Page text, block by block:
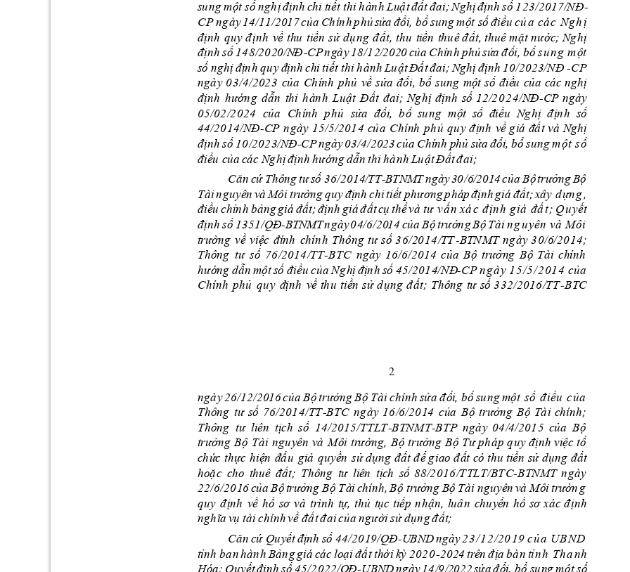
sung một số nghịđịnh chi tiết thi hànhLuật đất đai; Nghị định số 123/201 7/NĐ-
CP ngày 14/11/2017 của Chínhphủ sửa đổi, bổ sungmột số điều của các Nghị
định quy định về thu tiền sử dụng đất, thu tiền thuêđất, thuê mặt nước; Nghị
định số 148/2020/NĐ-CPngày18/12/2020 của Chính phủ sửa đổi, bổ sung một
số nghị định quy định chi tiết thihành Luật Đất đai; Nghị định 10/2023/NĐ -CP
ngày 03/4/2023 của Chính phủ về sửa đổi, bổ sung một số điều của các nghị
định hướng dẫn thi hành Luật Đất đai; Nghị định số 12/2024/NĐ-CP ngày
05/02/2024 của Chính
  p
hủ sửa đổi, bổ sung một số điều Nghị định số
44/2014/NĐ-CP ngày 15/5/2014 của Chính phủ quy định về giá đất và Nghị
định số 10/2023/NĐ-CPngày 03/4/2023 của Chính phủ sửa đổi, bổ sungmột số
điều của các Nghị định hướng dẫn thi hành LuậtĐất đai;
Căn cứ Thôngtư số 36/2014/TT-BTNMT ngày30/6/2014củaBộtrưởngBộ
Tài nguyên và Môi trườngquy định chi tiết phương phápđịnh giá đất;xây dựng,
điều chỉnh bảng giá đất; định giá đất cụ thểvà tư vấn xác định giá đất; Quyết
định số 1351/QĐ-BTNMTngày04/6/2014 của Bộ trưởngBộ Tài nguyên và Môi
trường về việc đính chính Thông tư số 36/2014/TT-BTNMT ngày 30/6/2014;
Thông tư số 76/2014/TT-BTC ngày 16/6/2014 của Bộ trưởng Bộ Tài chính
hướng dẫn một số điều củaNghị định số 45/2014/NĐ-CP ngày 15/5/2014 của
Chính phủ quy định về thu tiền sử dụng đất; Thông tư số 332/2016/TT-BTC
2
ngày 26/12/2016 củaBộtrưởngBộ Tài chính sửa đổi, bổ sungmột số điều của
Thông tư số 76/2014/TT-BTC ngày 16/6/2014 của Bộ trưởng Bộ Tài chính;
Thông tư liên  tịch số
  14
/2015/TTLT-BTNMT-BTP ngày 04/4/2015 của Bộ
trưởng Bộ Tài nguyên và Môi trường, Bộ trưởng Bộ Tư pháp quy định việc tổ
chức thực hiện đấu giá quyền sử dụng đất để giao đất có thu tiền sử dụng đất
hoặc cho thuê đất; Thông tư liên tịch số 88/2016/TTLT/BTC-BTNMT ngày
22/6/2016 củaBộ trưởng Bộ Tài chính,Bộ trưởng Bộ Tài nguyên và Môi trườn g
quy định về hồ sơ và trình tự, thủ tục tiếp nhận, luân chuyển hồ sơ xác định
nghĩa vụ tài chínhvề đấtđaicủa người sử dụng đất;
Căn cứ Quyết định số 44/2019/QĐ-UBND ngày23/12/2019 của UBND
tỉnh ban hànhBảng giá các loạiđất thời kỳ 2020-2024trên địa bàn tỉnh Thanh
Hóa; Quyếtđịnh số 45/2022/QĐ UBND ngày 14/9/2022sửa đổi, bổ sung một số